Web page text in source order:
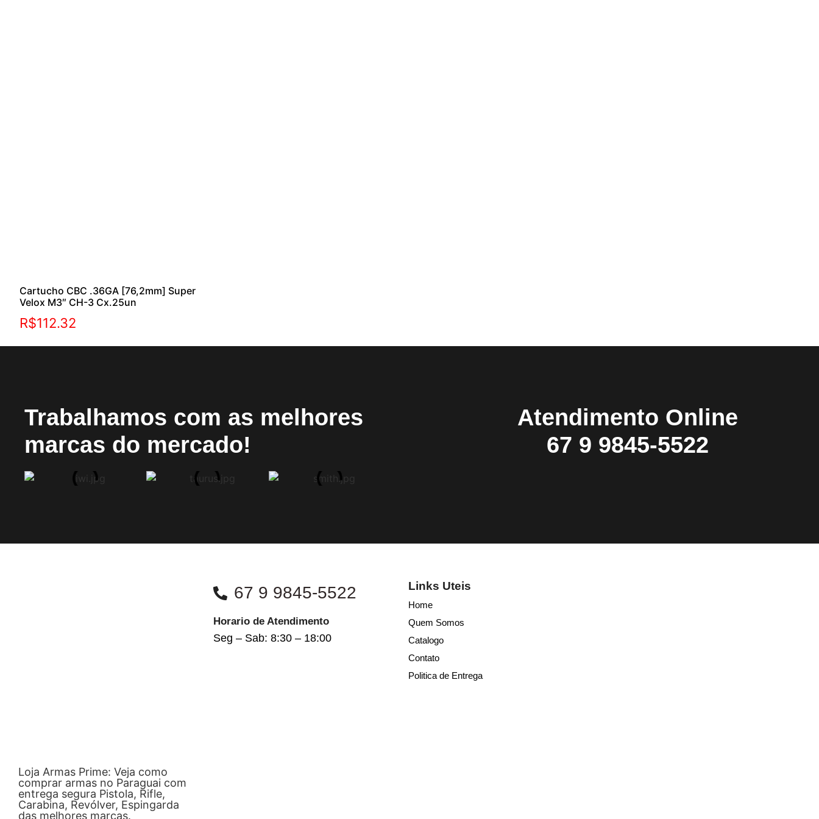
Cartucho CBC .36GA [76,2mm] Super
Velox M3″ CH-3 Cx.25un
R$112.32
Trabalhamos com as melhores
marcas do mercado!
Atendimento Online
67 9 9845-5522
Loja Armas Prime: Veja como
comprar armas no Paraguai com
entrega segura Pistola, Rifle,
Carabina, Revólver, Espingarda
das melhores marcas.
67 9 9845-5522
Horario de Atendimento
Seg – Sab: 8:30 – 18:00
Links Uteis
Home
Quem Somos
Catalogo
Contato
Politica de Entrega